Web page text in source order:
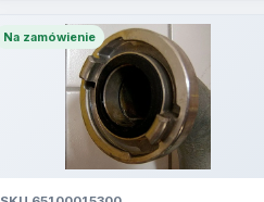
Na zamówienie